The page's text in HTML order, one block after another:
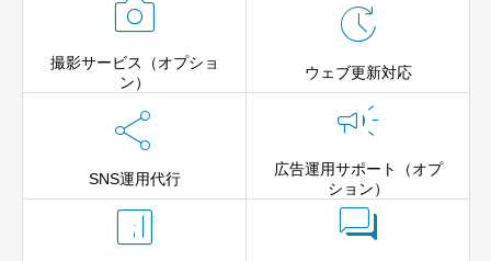

撮影サービス（オプショ
ン）

ウェブ更新対応

SNS運用代行

広告運用サポート（オプ
ション）
 